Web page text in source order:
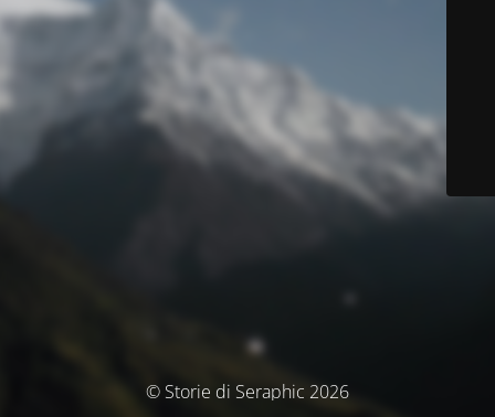
© Storie di Seraphic 2026